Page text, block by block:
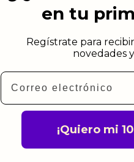
en tu
Regístrate para
novedades
Email
¡Quiero mi